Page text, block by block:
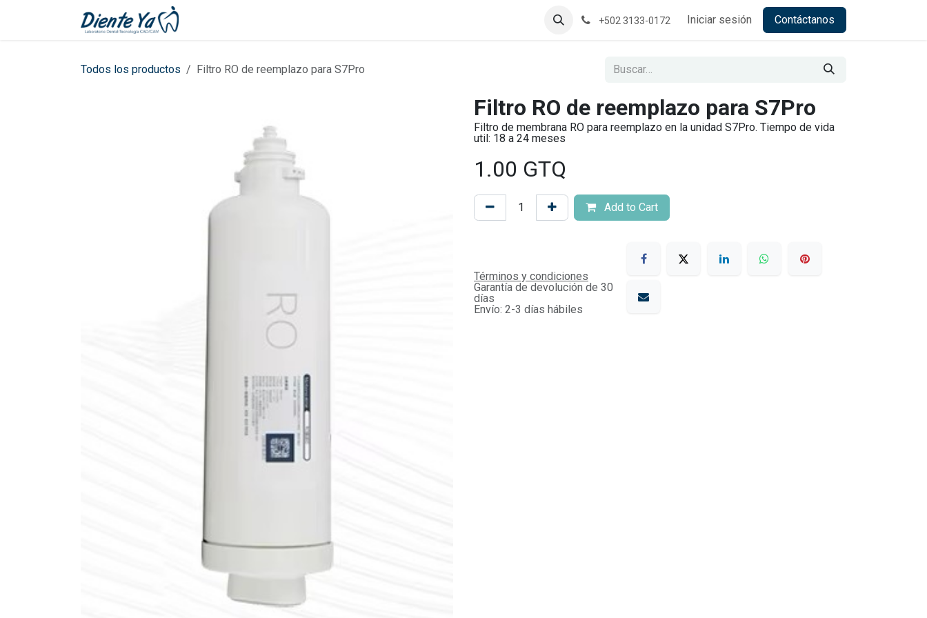
+502 3133-0172 Iniciar sesión Contáctanos
Todos los productos Filtro RO de reemplazo para S7Pro
Filtro RO de reemplazo para S7Pro
Filtro de membrana RO para reemplazo en la unidad S7Pro. Tiempo de vida
util: 18 a 24 meses
1.00 GTQ
Add to Cart
Términos y condiciones
Garantía de devolución de 30
días
Envío: 2-3 días hábiles